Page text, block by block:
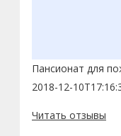
Пансионат для
2018-12-
Читать отзывы